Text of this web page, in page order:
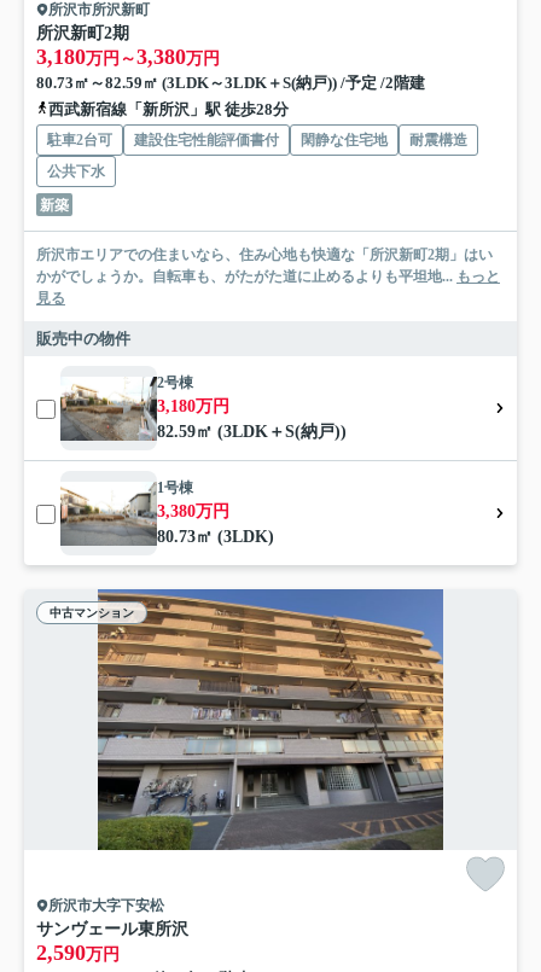
所沢市所沢新町
所沢新町2期
3,180万円～3,380万円
80.73㎡～82.59㎡ (3LDK～3LDK＋S(納戸)) /予定 /2階建
西武新宿線「新所沢」駅 徒歩28分
駐車2台可 建設住宅性能評価書付 閑静な住宅地
耐震構造
公共下水
新築
所沢市エリアでの住まいなら、住み心地も快適な「所沢新町2期」はい
かがでしょうか。自転車も、がたがた道に止めるよりも平坦地... もっと
見る
販売中の物件
2号棟
3,180万円
82.59㎡ (3LDK＋S(納戸))
1号棟
3,380万円
80.73㎡ (3LDK)
中古マンション
所沢市大字下安松
サンヴェール東所沢
2,590万円